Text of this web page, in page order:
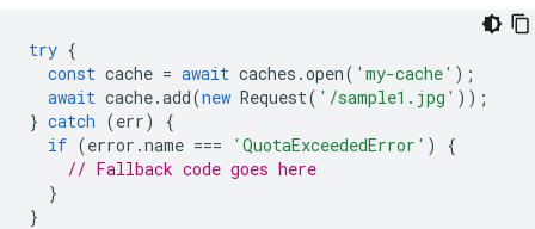
try {
const cache = await caches .open( 'my-cache' );
await cache.add(new Request( '/sample1.jpg' ));
} catch (err)
{
if (error .name === 'QuotaExceededError' )
{
// Fallback code goes here
}
}